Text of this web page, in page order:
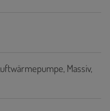
Massiv